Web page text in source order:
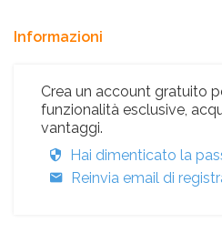
Informazioni
Crea un account gratuito
funzionalità esclusive,
vantaggi.
Hai dimenticato la
Reinvia email di